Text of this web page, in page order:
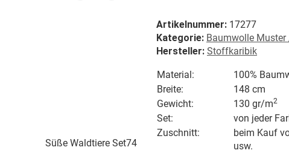
Artikelnummer: 17277
Kategorie: Baumwolle Muster
Hersteller: Stoffkaribik
Material:
100%
Breite:
148 cm
Gewicht: 130 gr/m2
Set:
von jeder
Zuschnitt:
beim Kauf
usw.